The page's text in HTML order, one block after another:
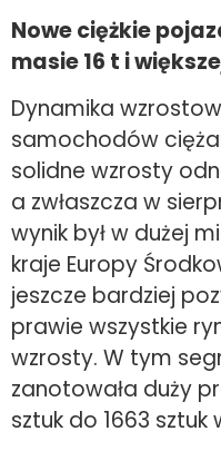
Nowe ciężkie
masie 16 t i
Dynamika
samochodów
solidne wzrosty
a zwłaszcza w
wynik był w dużej
kraje Europy
jeszcze bardziej
prawie wszystkie
wzrosty. W tym
zanotowała duży
sztuk do 1663 sztuk